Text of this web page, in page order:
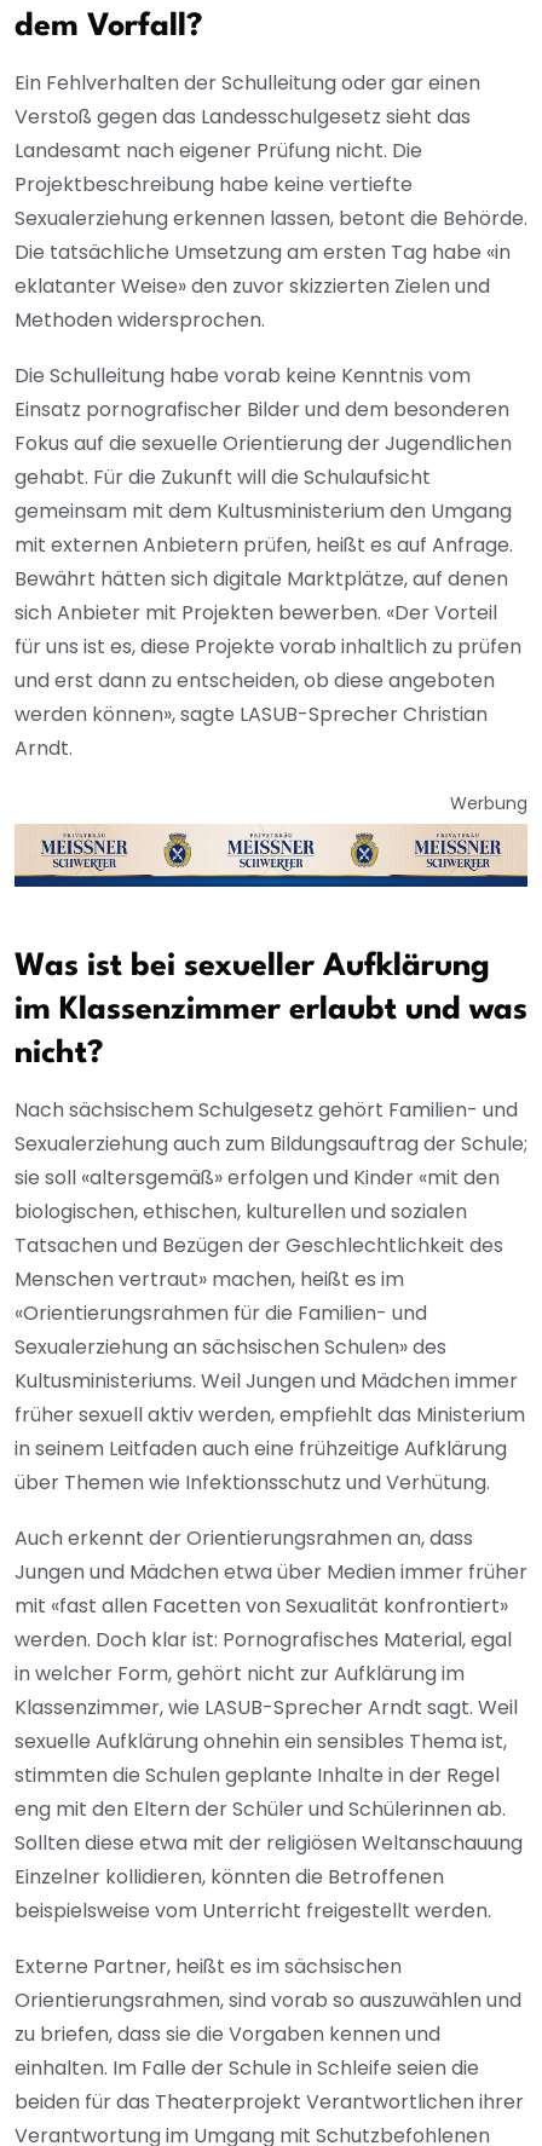
dem Vorfall?
Ein Fehlverhalten der Schulleitung oder gar einen
Verstoß gegen das Landesschulgesetz sieht das
Landesamt nach eigener Prüfung nicht. Die
Projektbeschreibung habe keine vertiefte
Sexualerziehung erkennen lassen, betont die Behörde.
Die tatsächliche Umsetzung am ersten Tag habe «in
eklatanter Weise» den zuvor skizzierten Zielen und
Methoden widersprochen.
Die Schulleitung habe vorab keine Kenntnis vom
Einsatz pornografischer Bilder und dem besonderen
Fokus auf die sexuelle Orientierung der Jugendlichen
gehabt. Für die Zukunft will die Schulaufsicht
gemeinsam mit dem Kultusministerium den Umgang
mit externen Anbietern prüfen, heißt es auf Anfrage.
Bewährt hätten sich digitale Marktplätze, auf denen
sich Anbieter mit Projekten bewerben. «Der Vorteil
für uns ist es, diese Projekte vorab inhaltlich zu prüfen
und erst dann zu entscheiden, ob diese angeboten
werden können», sagte LASUB-Sprecher Christian
Arndt.
Werbung
Was ist bei sexueller Aufklärung
im Klassenzimmer erlaubt und was
nicht?
Nach sächsischem Schulgesetz gehört Familien- und
Sexualerziehung auch zum Bildungsauftrag der Schule;
sie soll «altersgemäß» erfolgen und Kinder «mit den
biologischen, ethischen, kulturellen und sozialen
Tatsachen und Bezügen der Geschlechtlichkeit des
Menschen vertraut» machen, heißt es im
«Orientierungsrahmen für die Familien- und
Sexualerziehung an sächsischen Schulen» des
Kultusministeriums. Weil Jungen und Mädchen immer
früher sexuell aktiv werden, empfiehlt das Ministerium
in seinem Leitfaden auch eine frühzeitige Aufklärung
über Themen wie Infektionsschutz und Verhütung.
Auch erkennt der Orientierungsrahmen an, dass
Jungen und Mädchen etwa über Medien immer früher
mit «fast allen Facetten von Sexualität konfrontiert»
werden. Doch klar ist: Pornografisches Material, egal
in welcher Form, gehört nicht zur Aufklärung im
Klassenzimmer, wie LASUB-Sprecher Arndt sagt. Weil
sexuelle Aufklärung ohnehin ein sensibles Thema ist,
stimmten die Schulen geplante Inhalte in der Regel
eng mit den Eltern der Schüler und Schülerinnen ab.
Sollten diese etwa mit der religiösen Weltanschauung
Einzelner kollidieren, könnten die Betroffenen
beispielsweise vom Unterricht freigestellt werden.
Externe Partner, heißt es im sächsischen
Orientierungsrahmen, sind vorab so auszuwählen und
zu briefen, dass sie die Vorgaben kennen und
einhalten. Im Falle der Schule in Schleife seien die
beiden für das Theaterprojekt Verantwortlichen ihrer
Verantwortung im Umgang mit Schutzbefohlenen